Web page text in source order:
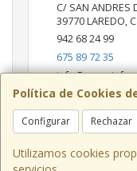
Política de Cookies
Configurar Rechazar
Utilizamos cookies
C/ SAN ANDRES
39770LAREDO,
942 68 24 99
675 89 72 35
Horario
10-14 / 19:00-20:30